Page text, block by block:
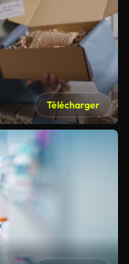
Télécharger